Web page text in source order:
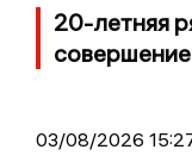
20-летняя
03/08/2026